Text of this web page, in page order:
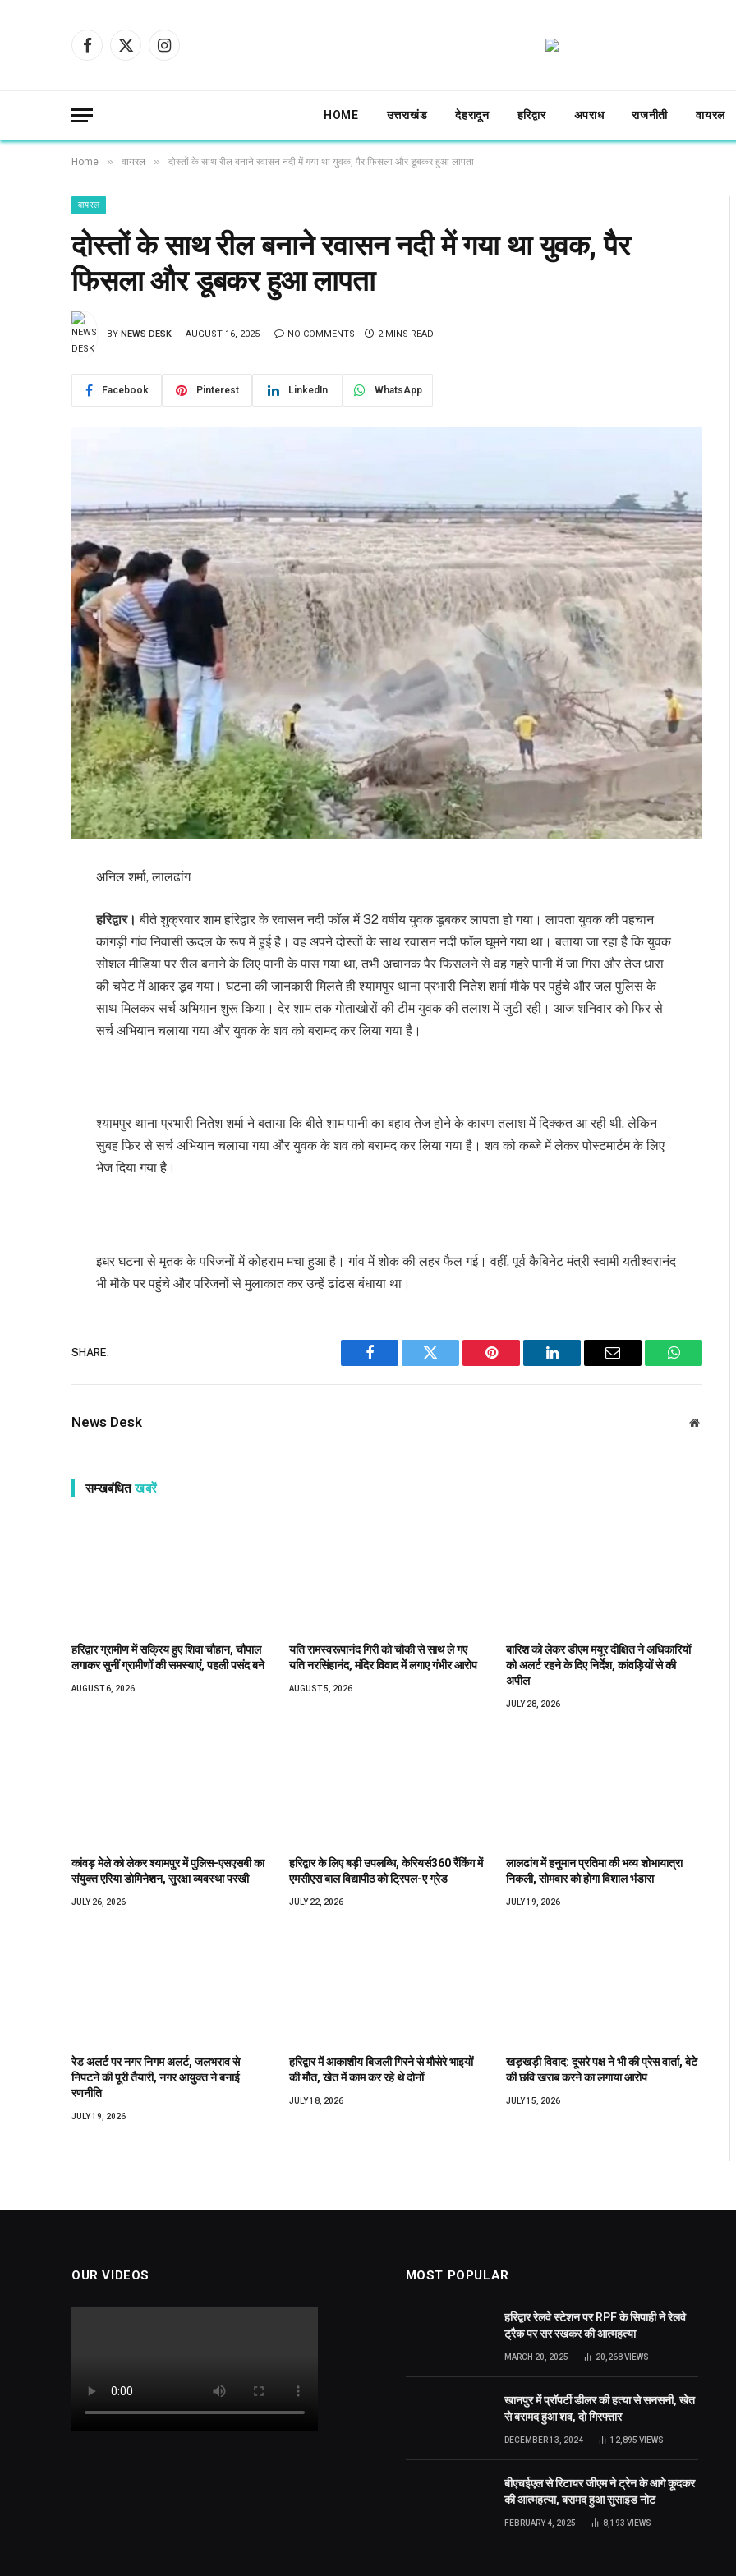
Facebook
X
Instagram
HOME उत्तराखंड देहरादून हरिद्वार अपराध राजनीती वायरल
Home » वायरल » दोस्तों के साथ रील बनाने रवासन नदी में गया था युवक, पैर फिसला और डूबकर हुआ लापता
वायरल
दोस्तों के साथ रील बनाने रवासन नदी में गया था युवक, पैर
फिसला और डूबकर हुआ लापता
BY NEWS DESK AUGUST 16, 2025 NO COMMENTS 2 MINS READ
Facebook Pinterest LinkedIn WhatsApp
अनिल शर्मा, लालढांग
हरिद्वार। बीते शुक्रवार शाम हरिद्वार के रवासन नदी फॉल में 32 वर्षीय युवक डूबकर लापता हो गया। लापता युवक की पहचान
कांगड़ी गांव निवासी ऊदल के रूप में हुई है। वह अपने दोस्तों के साथ रवासन नदी फॉल घूमने गया था। बताया जा रहा है कि युवक
सोशल मीडिया पर रील बनाने के लिए पानी के पास गया था, तभी अचानक पैर फिसलने से वह गहरे पानी में जा गिरा और तेज धारा
की चपेट में आकर डूब गया। घटना की जानकारी मिलते ही श्यामपुर थाना प्रभारी नितेश शर्मा मौके पर पहुंचे और जल पुलिस के
साथ मिलकर सर्च अभियान शुरू किया। देर शाम तक गोताखोरों की टीम युवक की तलाश में जुटी रही। आज शनिवार को फिर से
सर्च अभियान चलाया गया और युवक के शव को बरामद कर लिया गया है।
श्यामपुर थाना प्रभारी नितेश शर्मा ने बताया कि बीते शाम पानी का बहाव तेज होने के कारण तलाश में दिक्कत आ रही थी, लेकिन
सुबह फिर से सर्च अभियान चलाया गया और युवक के शव को बरामद कर लिया गया है। शव को कब्जे में लेकर पोस्टमार्टम के लिए
भेज दिया गया है।
इधर घटना से मृतक के परिजनों में कोहराम मचा हुआ है। गांव में शोक की लहर फैल गई। वहीं, पूर्व कैबिनेट मंत्री स्वामी यतीश्वरानंद
भी मौके पर पहुंचे और परिजनों से मुलाकात कर उन्हें ढांढस बंधाया था।
SHARE.
Facebook Twitter Pinterest LinkedIn Email WhatsApp
News Desk Website
सम्खबंधितखबरें
हरिद्वार ग्रामीण में सक्रिय हुए शिवा चौहान, चौपाल
लगाकर सुनीं ग्रामीणों की समस्याएं, पहली पसंद बने
AUGUST 6, 2026
यति रामस्वरूपानंद गिरी को चौकी से साथ ले गए
यति नरसिंहानंद, मंदिर विवाद में लगाए गंभीर आरोप
AUGUST 5, 2026
बारिश को लेकर डीएम मयूर दीक्षित ने अधिकारियों
को अलर्ट रहने के दिए निर्देश, कांवड़ियों से की
अपील
JULY 28, 2026
कांवड़ मेले को लेकर श्यामपुर में पुलिस-एसएसबी का
संयुक्त एरिया डोमिनेशन, सुरक्षा व्यवस्था परखी
JULY 26, 2026
हरिद्वार के लिए बड़ी उपलब्धि, केरियर्स360 रैंकिंग में
एमसीएस बाल विद्यापीठ को ट्रिपल-ए ग्रेड
JULY 22, 2026
लालढांग में हनुमान प्रतिमा की भव्य शोभायात्रा
निकली, सोमवार को होगा विशाल भंडारा
JULY 19, 2026
रेड अलर्ट पर नगर निगम अलर्ट, जलभराव से
निपटने की पूरी तैयारी, नगर आयुक्त ने बनाई
रणनीति
JULY 19, 2026
हरिद्वार में आकाशीय बिजली गिरने से मौसेरे भाइयों
की मौत, खेत में काम कर रहे थे दोनों
JULY 18, 2026
खड़खड़ी विवाद: दूसरे पक्ष ने भी की प्रेस वार्ता, बेटे
की छवि खराब करने का लगाया आरोप
JULY 15, 2026
OUR VIDEOS MOST POPULAR
हरिद्वार रेलवे स्टेशन पर RPF के सिपाही ने रेलवे
ट्रैक पर सर रखकर की आत्महत्या
MARCH 20, 2025 20,268VIEWS
खानपुर में प्रॉपर्टी डीलर की हत्या से सनसनी, खेत
से बरामद हुआ शव, दो गिरफ्तार
DECEMBER 13, 2024 12,895 VIEWS
बीएचईएल से रिटायर जीएम ने ट्रेन के आगे कूदकर
की आत्महत्या, बरामद हुआ सुसाइड नोट
FEBRUARY 4, 2025 8,193 VIEWS